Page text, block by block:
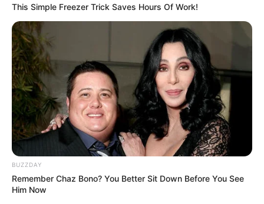
Wäre es nicht besser, wenn sich die Präsidenten und
Generäle mit Knüppeln gegenseitig erschlagen würden,
statt mit ihren Herdenarmeen so viele andere Menschen
zu ermorden?
weitere Kalauer
Quermania folgen: Impressum & Kontakt
Smartphone Startseite
This Simple Freezer Trick Saves Hours Of Work!
BUZZDAY
Remember Chaz Bono? You Better Sit Down Before You See
Him Now